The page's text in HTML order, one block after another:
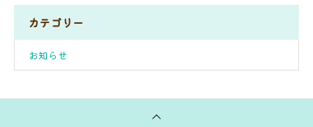
カテゴリー
お知らせ